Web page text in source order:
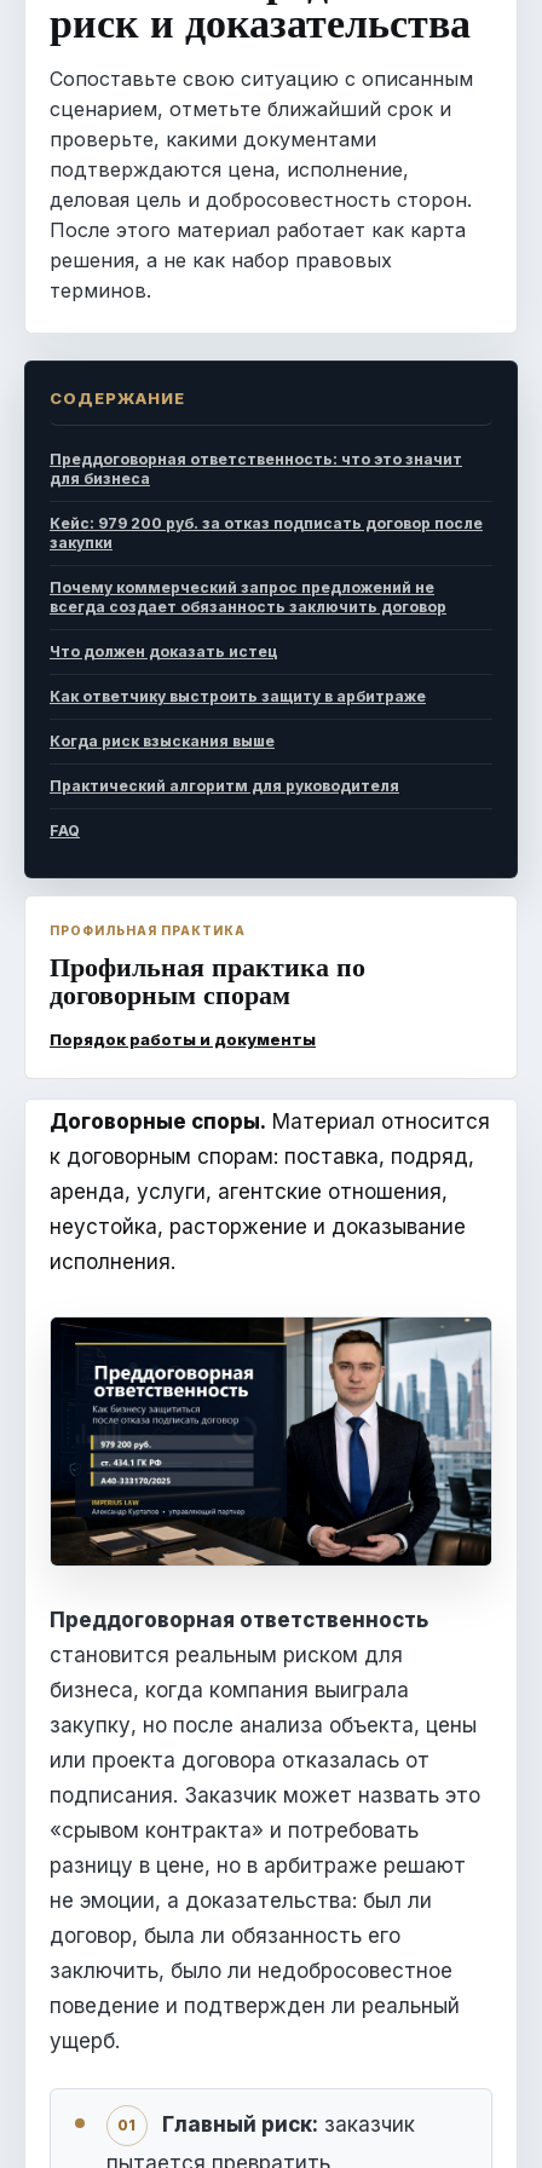
риск и доказательства
Сопоставьте свою ситуацию с описанным
сценарием, отметьте ближайший срок и
проверьте, какими документами
подтверждаются цена, исполнение,
деловая цель и добросовестность сторон.
После этого материал работает как карта
решения, а не как набор правовых
терминов.
СОДЕРЖАНИЕ
Преддоговорная ответственность: что это значит
для бизнеса
Кейс: 979 200 руб. за отказ подписать договор после
закупки
Почему коммерческий запрос предложений не
всегда создает обязанность заключить договор
Что должен доказать истец
Как ответчику выстроить защиту в арбитраже
Когда риск взыскания выше
Практический алгоритм для руководителя
FAQ
ПРОФИЛЬНАЯ ПРАКТИКА
Профильная практика по
договорным спорам
Порядок работы и документы
Договорные споры. Материал относится
к договорным спорам: поставка, подряд,
аренда, услуги, агентские отношения,
неустойка, расторжение и доказывание
исполнения.
Преддоговорная ответственность
становится реальным риском для
бизнеса, когда компания выиграла
закупку, но после анализа объекта, цены
или проекта договора отказалась от
подписания. Заказчик может назвать это
«срывом контракта» и потребовать
разницу в цене, но в арбитраже решают
не эмоции, а доказательства: был ли
договор, была ли обязанность его
заключить, было ли недобросовестное
поведение и подтвержден ли реальный
ущерб.
01 Главный риск: заказчик
пытается превратить